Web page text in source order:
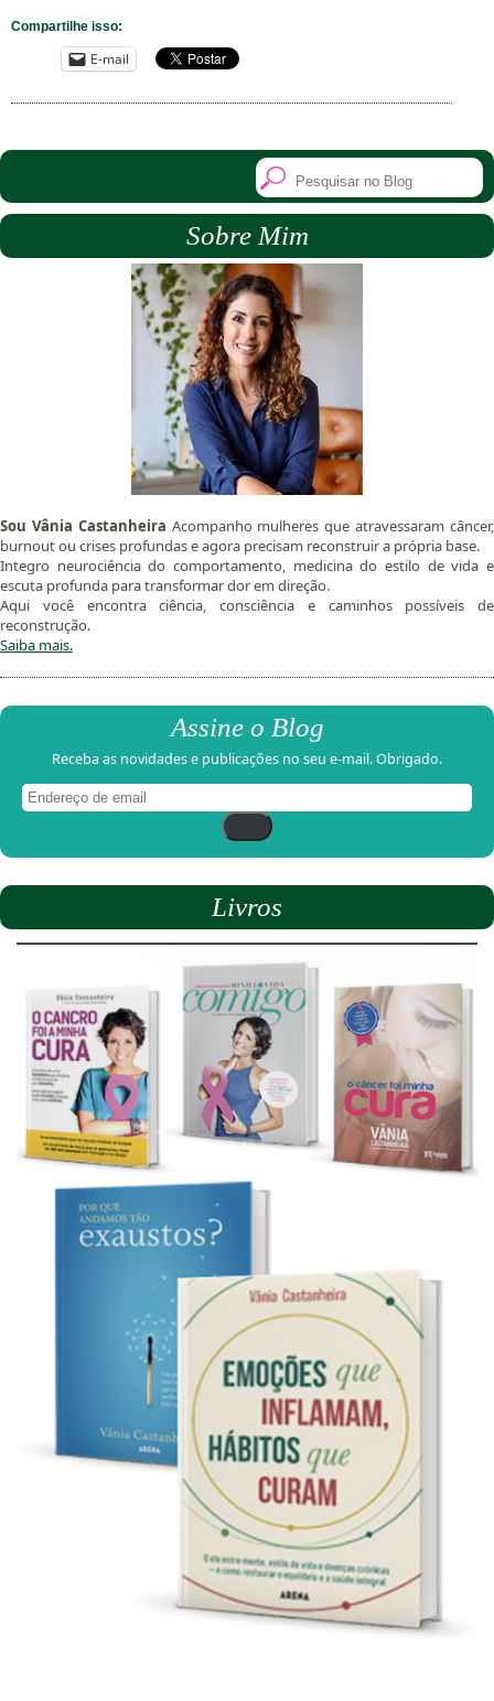
Compartilhe isso:
E-mail
Sobre Mim
Sou Vânia Castanheira Acompanho mulheres que atravessaram câncer,
burnout ou crises profundas e agora precisam reconstruir a própria base.
Integro neurociência do comportamento, medicina do estilo de vida e
escuta profunda para transformar dor em direção.
Aqui você encontra ciência, consciência e caminhos possíveis de
reconstrução.
Saiba mais.
Assine o Blog
Receba as novidades e publicações no seu e-mail. Obrigado.
de
email
Livros